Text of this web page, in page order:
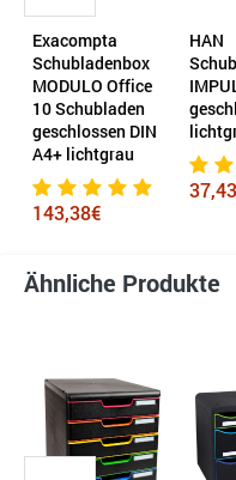
Office
DIN
HAN
Schubladenbox
IMPULS
geschlossen
lichtgrau
37,43€
Ähnliche Produkte